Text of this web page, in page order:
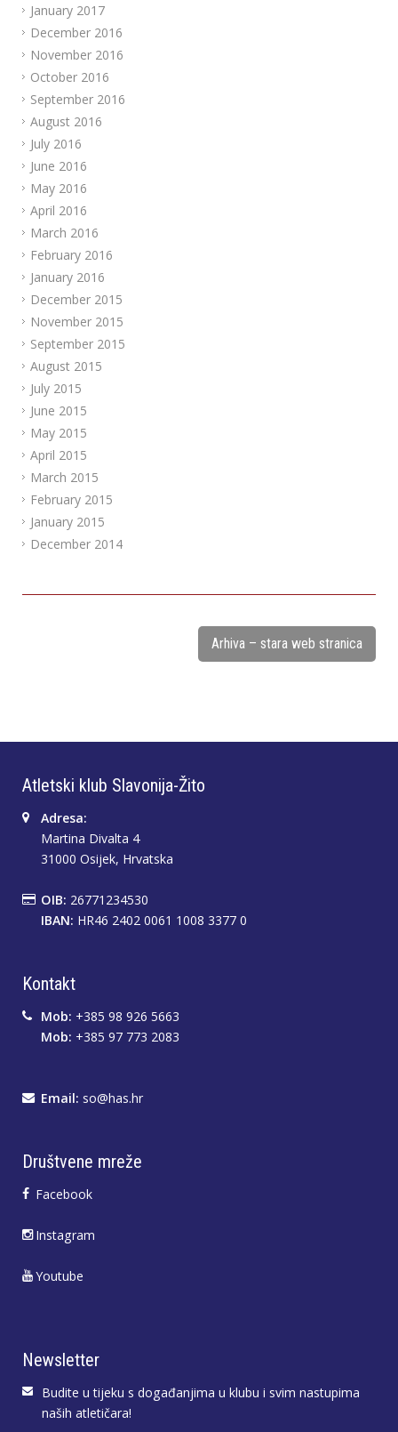
January 2017
December 2016
November 2016
October 2016
September 2016
August 2016
July 2016
June 2016
May 2016
April 2016
March 2016
February 2016
January 2016
December 2015
November 2015
September 2015
August 2015
July 2015
June 2015
May 2015
April 2015
March 2015
February 2015
January 2015
December 2014
Arhiva – stara web stranica
Atletski klub Slavonija-Žito
Adresa:
Martina Divalta 4
31000 Osijek, Hrvatska
OIB: 26771234530
IBAN: HR46 2402 0061 1008 3377 0
Kontakt
Mob: +385 98 926 5663
Mob: +385 97 773 2083
Email: so@has.hr
Društvene mreže
Facebook
Instagram
Youtube
Newsletter
Budite u tijeku s događanjima u klubu i svim nastupima
naših atletičara!